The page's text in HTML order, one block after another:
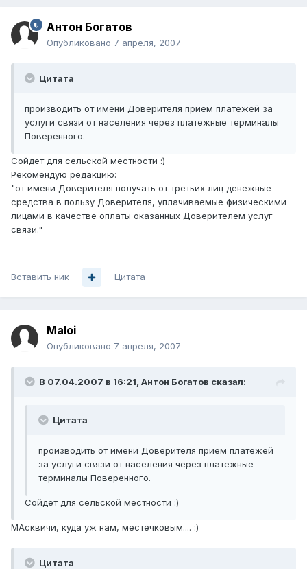
Антон Богатов
Опубликовано 7 апреля, 2007
Цитата
производить от имени Доверителя прием платежей за
услуги связи от населения через платежные терминалы
Поверенного.
Сойдет для сельской местности :)
Рекомендую редакцию:
"от имени Доверителя получать от третьих лиц денежные
средства в пользу Доверителя, уплачиваемые физическими
лицами в качестве оплаты оказанных Доверителем услуг
связи."
Вставить ник Цитата
Maloi
Опубликовано 7 апреля, 2007
В 07.04.2007 в 16:21, Антон Богатов сказал:
Цитата
производить от имени Доверителя прием платежей
за услуги связи от населения через платежные
терминалы Поверенного.
Сойдет для сельской местности :)
МАсквичи, куда уж нам, местечковым.... :)
Цитата